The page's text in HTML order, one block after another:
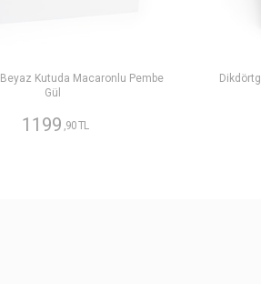
Kutuda Macaronlu Pembe
Gül
1199 ,90 TL